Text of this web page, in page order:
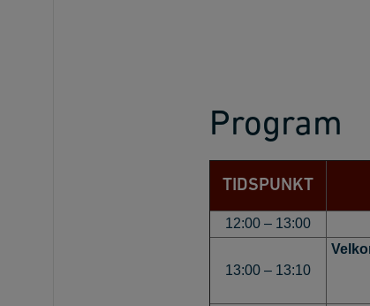
Program
TIDSPUNKT
12:00 – 13:00
13:00 – 13:10